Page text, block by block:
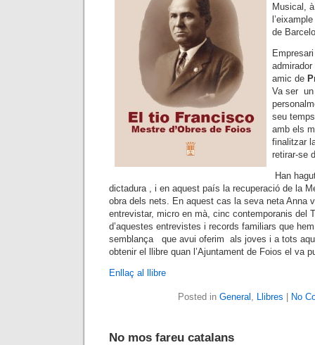
Musical,
de
admirador
amic de
Va ser un
seu
amb els
finalitzar
retirar-se
Han
dictadura , i en aquest país la recuperació de la
obra dels nets. En aquest cas la seva neta Anna
entrevistar, micro en mà, cinc contemporanis del
d’aquestes entrevistes i records familiars que
semblança que avui oferim als joves i a tots
obtenir el llibre quan l’Ajuntament de Foios el va
Enllaç al llibre
Posted in General , Llibres No
No mos fareu catalans